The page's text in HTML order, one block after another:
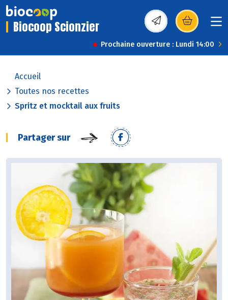
Biocoop Scionzier (s’ouvre dans une
Prochaine ouverture : Lundi 14:00
Accueil
Toutes nos recettes
Spritz et mocktail aux fruits
Partager sur